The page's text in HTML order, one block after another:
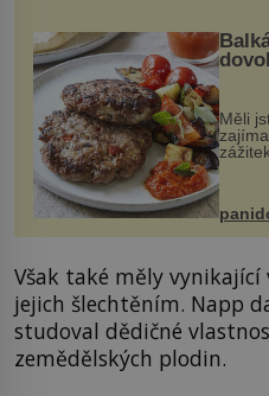
Měli
Však také měly
jejich šlechtěním. Napp
studoval dědičné
zemědělských plodin.